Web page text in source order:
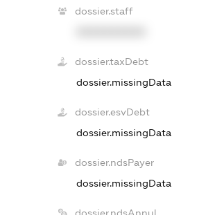
dossier.staff
dossier.taxDebt
dossier.missingData
dossier.esvDebt
dossier.missingData
dossier.ndsPayer
dossier.missingData
dossier.ndsAnnul